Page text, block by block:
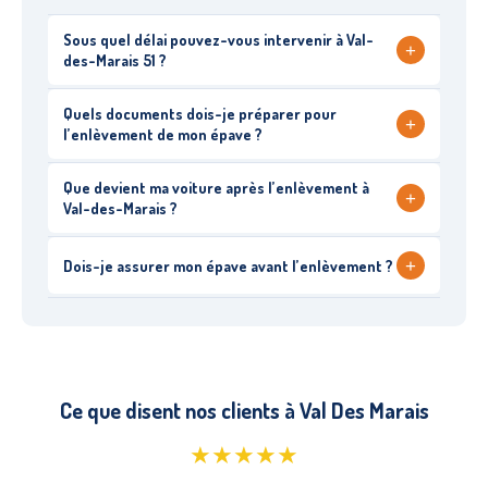
Sous quel délai pouvez-vous intervenir à Val-
des-Marais 51 ?
+
Quels documents dois-je préparer pour
l’enlèvement de mon épave ?
+
Que devient ma voiture après l’enlèvement à
Val-des-Marais ?
+
Dois-je assurer mon épave avant l’enlèvement ? +
Ce que disent nos clients à Val Des Marais
★★★★★